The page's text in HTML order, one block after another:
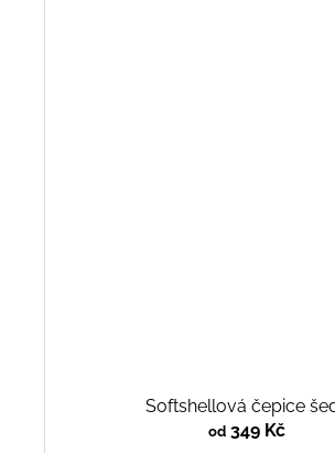
Softshellová čepice
od 349 Kč